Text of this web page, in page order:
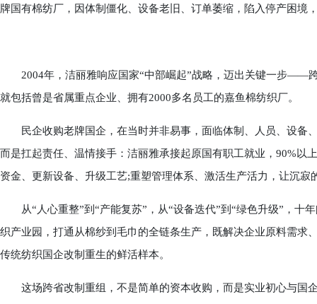
牌国有棉纺厂，因体制僵化、设备老旧、订单萎缩，陷入停产困境
2004年，洁丽雅响应国家“中部崛起”战略，迈出关键一步——跨
就包括曾是省属重点企业、拥有2000多名员工的嘉鱼棉纺织厂。
民企收购老牌国企，在当时并非易事，面临体制、人员、设备
而是扛起责任、温情接手：洁丽雅承接起原国有职工就业，90%以
资金、更新设备、升级工艺;重塑管理体系、激活生产活力，让沉
从“人心重整”到“产能复苏”，从“设备迭代”到“绿色升级”，十
织产业园，打通从棉纱到毛巾的全链条生产，既解决企业原料需求
传统纺织国企改制重生的鲜活样本。
这场跨省改制重组，不是简单的资本收购，而是实业初心与国